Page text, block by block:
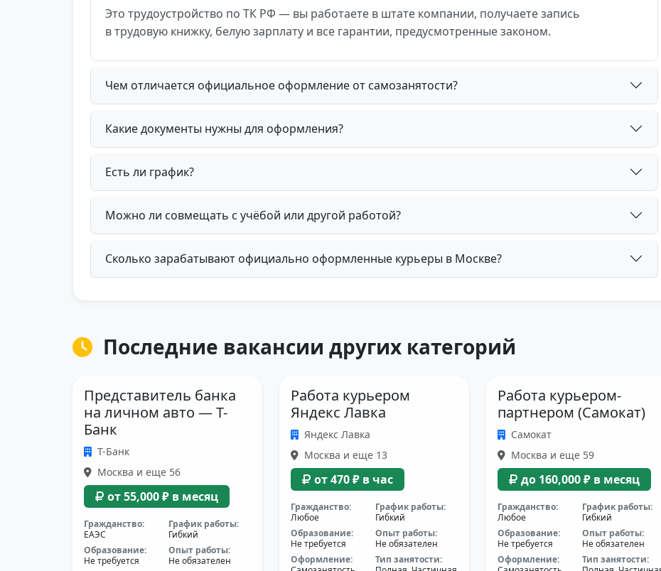
Это трудоустройство по ТК РФ — вы работаете в штате компании, получаете запись
в трудовую книжку, белую зарплату и все гарантии, предусмотренные законом.
Чем отличается официальное оформление от самозанятости?
Какие документы нужны для оформления?
Есть ли график?
Можно ли совмещать с учёбой или другой работой?
Сколько зарабатывают официально оформленные курьеры в Москве?
Последние вакансии других категорий
Представитель банка
на личном авто — Т-
Банк
Т-Банк
Москва и еще 56
от 55,000 ₽ в месяц
Гражданство:
ЕАЭС
График работы:
Гибкий
Образование:
Не требуется
Опыт работы:
Не обязателен
Работа курьером
Яндекс Лавка
Яндекс Лавка
Москва и еще 13
от 470 ₽ в час
Гражданство:
Любое
График работы:
Гибкий
Образование:
Не требуется
Опыт работы:
Не обязателен
Оформление:
Тип занятости:
Работа курьером-
партнером (Самокат)
Самокат
Москва и еще 59
до 160,000 ₽ в месяц
Гражданство:
Любое
График работы:
Гибкий
Образование:
Не требуется
Опыт работы:
Не обязателен
Оформление:
Тип занятости: